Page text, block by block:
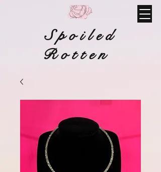
Spoiled
Rotten